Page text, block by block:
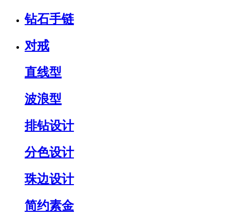
钻石手链
对戒
直线型
波浪型
排钻设计
分色设计
珠边设计
简约素金